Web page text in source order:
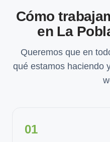
Cómo
en La
Queremos que en
qué estamos haciendo
01